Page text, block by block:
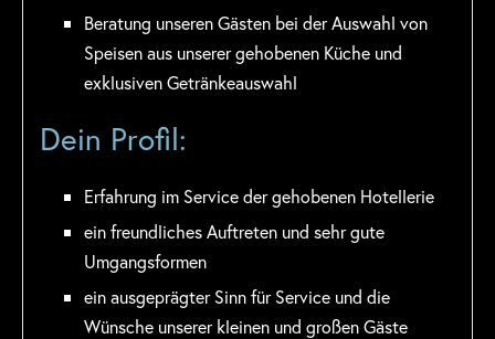
Beratung unseren Gästen bei der Auswahl von
Speisen aus unserer gehobenen Küche und
exklusiven Getränkeauswahl
Dein Profil:
Erfahrung im Service der gehobenen Hotellerie
ein freundliches Auftreten und sehr gute
Umgangsformen
ein ausgeprägter Sinn für Service und die
Wünsche unserer kleinen und großen Gäste